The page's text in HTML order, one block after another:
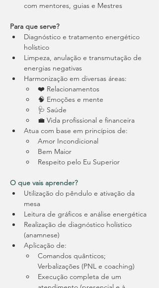
com mentores, guias e Mestres
Para que serve?
Diagnóstico e tratamento energético
holístico
Limpeza, anulação e transmutação de
energias negativas
Harmonização em diversas áreas:
❤️ Relacionamentos
🧠 Emoções e mente
🩺 Saúde
💼 Vida profissional e financeira
Atua com base em princípios de:
Amor Incondicional
Bem Maior
Respeito pelo Eu Superior
O que vais aprender?
Utilização do pêndulo e ativação da
mesa
Leitura de gráficos e análise energética
Realização de diagnóstico holístico
(anamnese)
Aplicação de:
Comandos quânticos;
Verbalizações (PNL e coaching)
Execução completa de um